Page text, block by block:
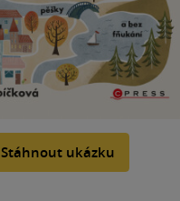
Stáhnout ukázku